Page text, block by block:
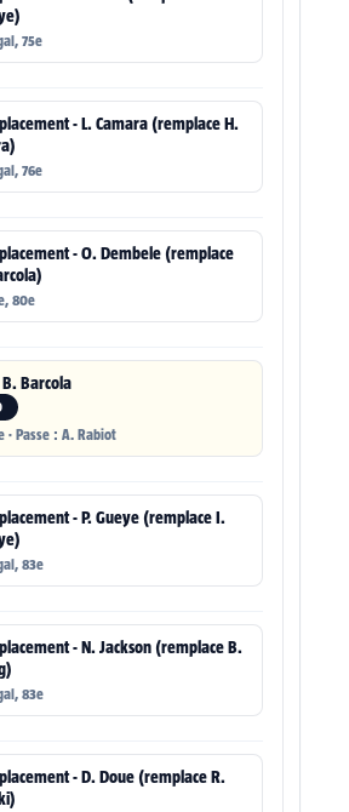
75e
- L. Camara (remplace H.
76e
- O. Dembele (remplace
80e
Barcola
· Passe : A. Rabiot
- P. Gueye (remplace I.
83e
- N. Jackson (remplace B.
83e
- D. Doue (remplace R.